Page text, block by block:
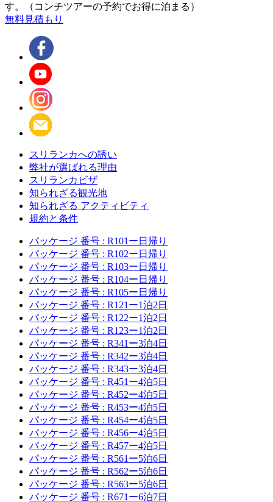
す。（コンチツアーの予約でお得に泊まる）
無料見積もり
スリランカへの誘い
弊社が選ばれる理由
スリランカビザ
知られざる観光地
知られざる アクティビティ
規約と条件
パッケージ 番号 : R101ー日帰り
パッケージ 番号 : R102ー日帰り
パッケージ 番号 : R103ー日帰り
パッケージ 番号 : R104ー日帰り
パッケージ 番号 : R105ー日帰り
パッケージ 番号 : R121ー1泊2日
パッケージ 番号 : R122ー1泊2日
パッケージ 番号 : R123ー1泊2日
パッケージ 番号 : R341ー3泊4日
パッケージ 番号 : R342ー3泊4日
パッケージ 番号 : R343ー3泊4日
パッケージ 番号 : R451ー4泊5日
パッケージ 番号 : R452ー4泊5日
パッケージ 番号 : R453ー4泊5日
パッケージ 番号 : R454ー4泊5日
パッケージ 番号 : R456ー4泊5日
パッケージ 番号 : R457ー4泊5日
パッケージ 番号 : R561ー5泊6日
パッケージ 番号 : R562ー5泊6日
パッケージ 番号 : R563ー5泊6日
パッケージ 番号 : R671ー6泊7日